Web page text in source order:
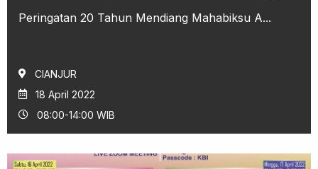
Peringatan 20 Tahun Mendiang Mahabiksu A...
CIANJUR
18 April 2022
08:00-14:00 WIB